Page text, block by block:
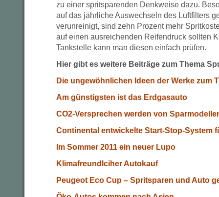
zu einer spritsparenden Denkweise dazu.
auf das jährliche Auswechseln des Luftfilters
verunreinigt, sind zehn Prozent mehr
auf einen ausreichenden Reifendruck sollten
Tankstelle kann man diesen einfach prüfen.
Hier gibt es weitere Beiträge zum Thema
Die ungewöhnlichen Ideen der Werke zum
Am günstigsten ist das Erdgasauto
CO2-Versprechen werden von
Continental entwickelte Start-Stop-System
Im Sommer 2011 ein neuer Lupo
Klimafreundlciher Autokauf
Peugeot Eco Cup – Spritsparen und Auto